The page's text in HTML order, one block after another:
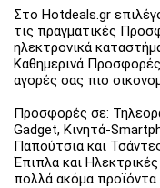
Στο Hotdeals.gr
τις πραγματικές
ηλεκτρονικά
Καθημερινά Προσφορές
αγορές σας πιο
Προσφορές σε:
Gadget, Κινητά-
Παπούτσια και
Έπιπλα και
πολλά ακόμα